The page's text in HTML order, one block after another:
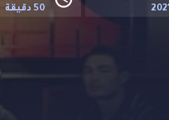
50 دقيقة